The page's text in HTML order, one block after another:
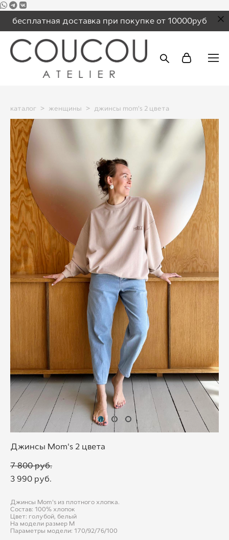
бесплатная доставка при покупке от 10000руб
каталог > женщины > джинсы mom's 2 цвета
Джинсы Mom's 2 цвета
7 800 pуб.
3 990 pуб.
Джинсы Mom's из плотного хлопка.
Состав: 100% хлопок
Цвет: голубой, белый
На модели размер М
Параметры модели: 170/92/76/100